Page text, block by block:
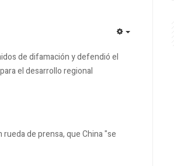
de difamación y defendió el
el desarrollo regional
de prensa, que China "se